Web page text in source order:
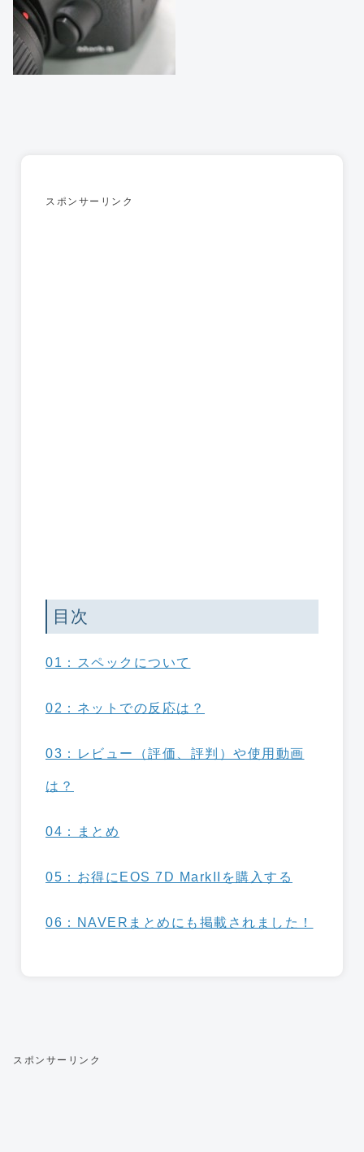
スポンサーリンク
目次
01：スペックについて
02：ネットでの反応は？
03：レビュー（評価、評判）や使用動画
は？
04：まとめ
05：お得にEOS 7D MarkIIを購入する
06：NAVERまとめにも掲載されました！
スポンサーリンク